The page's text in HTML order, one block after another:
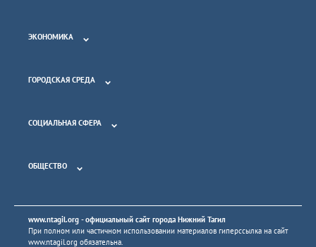
ЭКОНОМИКА
ГОРОДСКАЯ СРЕДА
СОЦИАЛЬНАЯ СФЕРА
ОБЩЕСТВО
www.ntagil.org - официальный сайт города Нижний Тагил
При полном или частичном использовании материалов гиперссылка на сайт
www.ntagil.org обязательна.